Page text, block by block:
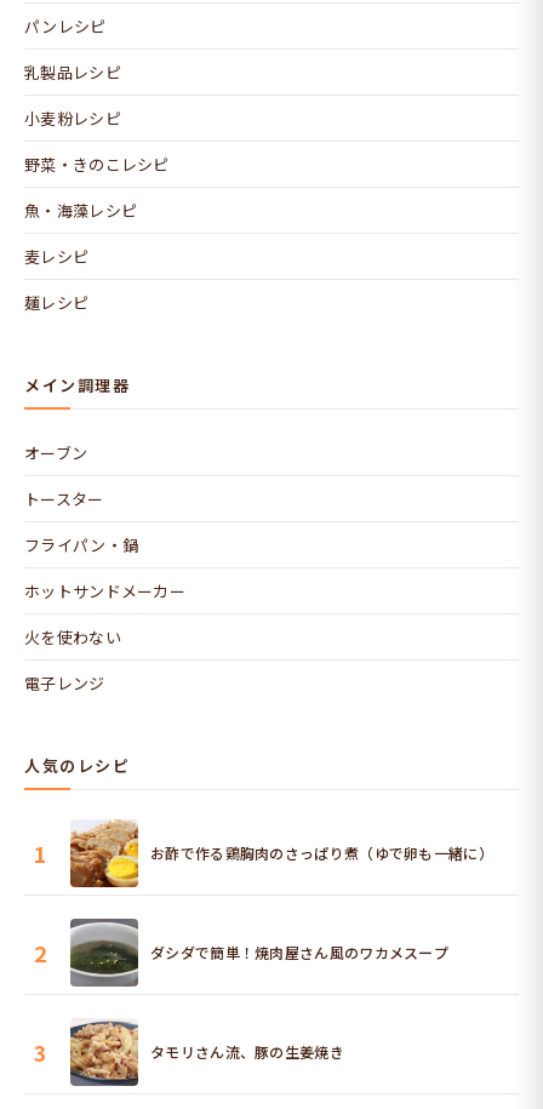
パンレシピ
乳製品レシピ
小麦粉レシピ
野菜・きのこレシピ
魚・海藻レシピ
麦レシピ
麺レシピ
メイン調理器
オーブン
トースター
フライパン・鍋
ホットサンドメーカー
火を使わない
電子レンジ
人気のレシピ
1 お酢で作る鶏胸肉のさっぱり煮（ゆで卵も一緒に）
2 ダシダで簡単！焼肉屋さん風のワカメスープ
3 タモリさん流、豚の生姜焼き